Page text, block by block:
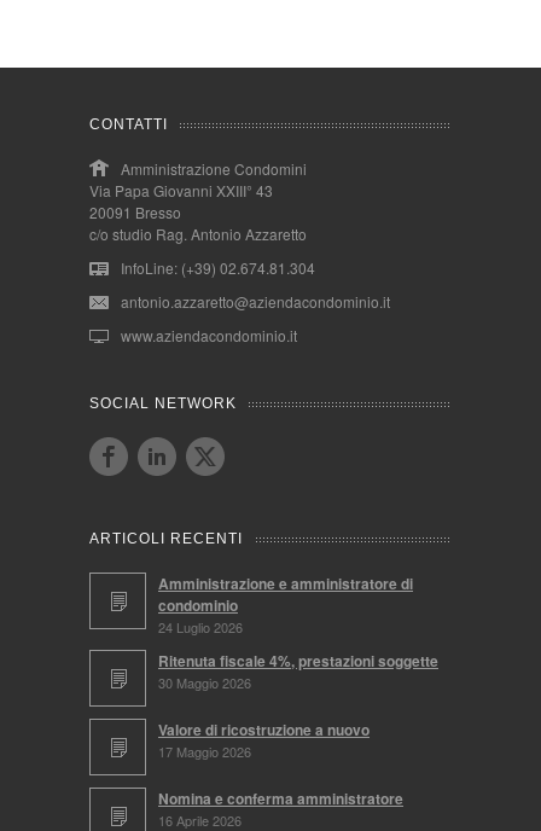
CONTATTI
Amministrazione Condomini
Via Papa Giovanni XXIII° 43
20091 Bresso
c/o studio Rag. Antonio Azzaretto
InfoLine: (+39) 02.674.81.304
antonio.azzaretto@aziendacondominio.it
www.aziendacondominio.it
SOCIAL NETWORK
ARTICOLI RECENTI
Amministrazione e amministratore di
condominio
24 Luglio 2026
Ritenuta fiscale 4%, prestazioni soggette
30 Maggio 2026
Valore di ricostruzione a nuovo
17 Maggio 2026
Nomina e conferma amministratore
16 Aprile 2026